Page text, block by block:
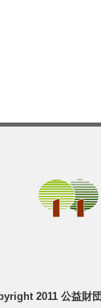
2011 公益財